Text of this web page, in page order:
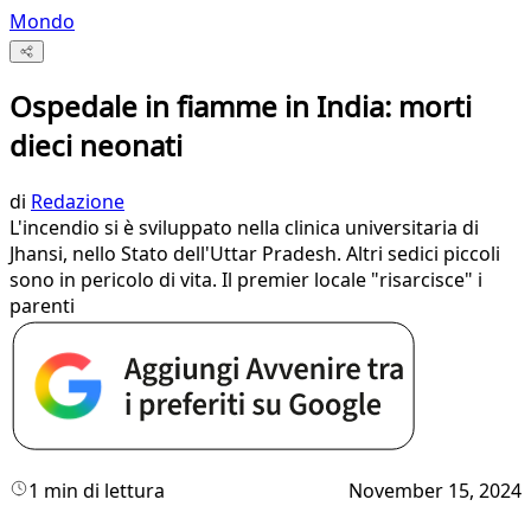
Mondo
Ospedale in fiamme in India: morti
dieci neonati
di Redazione
L'incendio si è sviluppato nella clinica universitaria di
Jhansi, nello Stato dell'Uttar Pradesh. Altri sedici piccoli
sono in pericolo di vita. Il premier locale "risarcisce" i
parenti
1 min di lettura November 15, 2024